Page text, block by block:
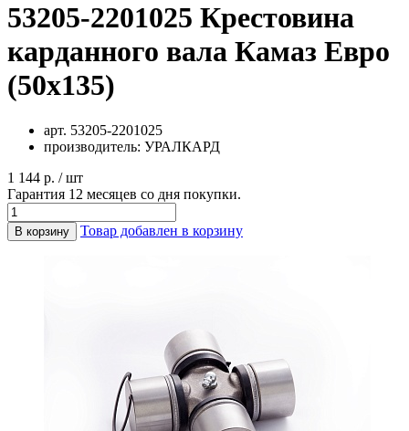
53205-2201025 Крестовина
карданного вала Камаз Евро
(50х135)
арт. 53205-2201025
производитель: УРАЛКАРД
1 144 р. / шт
Гарантия 12 месяцев со дня покупки.
В корзину Товар добавлен в корзину